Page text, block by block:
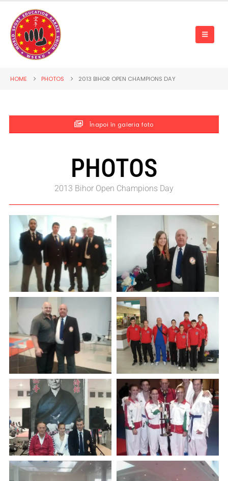
HOME PHOTOS 2013 BIHOR OPEN CHAMPIONS DAY
Înapoi în galeria foto
PHOTOS
2013 Bihor Open Champions Day